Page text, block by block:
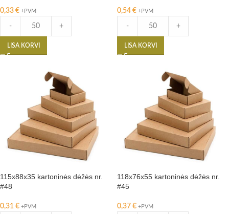
0,33 € +PVM
- +
LISA KORVI
0,54 € +PVM
- +
LISA KORVI
115x88x35 kartoninės dėžės nr.
#48
0,31 € +PVM
118x76x55 kartoninės dėžės nr.
#45
0,37 € +PVM